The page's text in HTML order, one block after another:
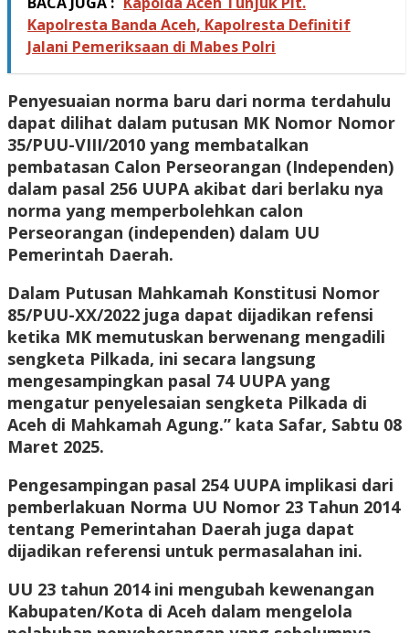
Kapolresta Banda Aceh, Kapolresta Definitif
Jalani Pemeriksaan di Mabes Polri
Penyesuaian norma baru dari norma terdahulu
dapat dilihat dalam putusan MK Nomor Nomor
35/PUU-VIII/2010 yang membatalkan
pembatasan Calon Perseorangan (Independen)
dalam pasal 256 UUPA akibat dari berlaku nya
norma yang memperbolehkan calon
Perseorangan (independen) dalam UU
Pemerintah Daerah.
Dalam Putusan Mahkamah Konstitusi Nomor
85/PUU-XX/2022 juga dapat dijadikan refensi
ketika MK memutuskan berwenang mengadili
sengketa Pilkada, ini secara langsung
mengesampingkan pasal 74 UUPA yang
mengatur penyelesaian sengketa Pilkada di
Aceh di Mahkamah Agung.” kata Safar, Sabtu 08
Maret 2025.
Pengesampingan pasal 254 UUPA implikasi dari
pemberlakuan Norma UU Nomor 23 Tahun 2014
tentang Pemerintahan Daerah juga dapat
dijadikan referensi untuk permasalahan ini.
UU 23 tahun 2014 ini mengubah kewenangan
Kabupaten/Kota di Aceh dalam mengelola